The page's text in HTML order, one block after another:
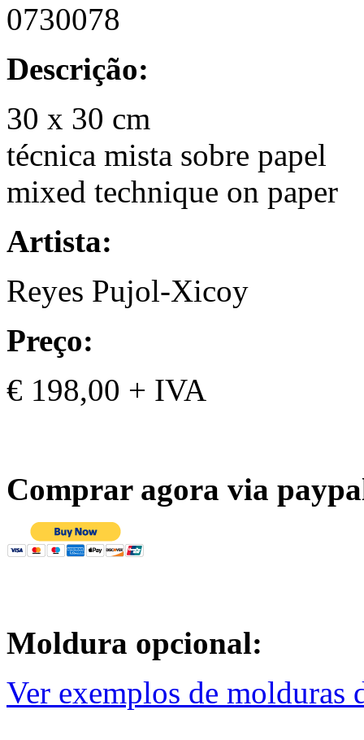
0730078
Descrição:
30 x 30 cm
técnica mista sobre papel
mixed technique on paper
Artista:
Reyes Pujol-Xicoy
Preço:
€ 198,00 + IVA
Comprar agora via
Moldura opcional:
Ver exemplos de molduras